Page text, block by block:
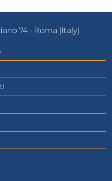
74 - Roma (Italy)